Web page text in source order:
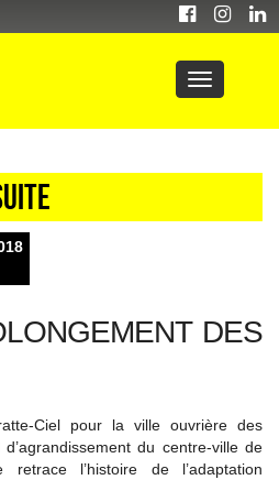
DES
Ciel pour la ville ouvrière des
du centre-ville de
retrace l’histoire de l’adaptation